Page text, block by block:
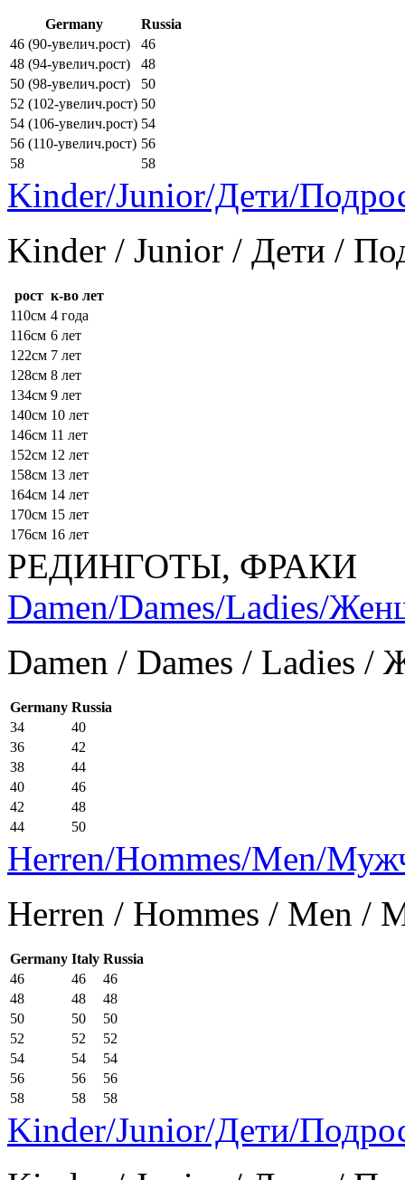
Germany
Russia
46 (90-увелич.рост)
46
48 (94-увелич.рост)
48
50 (98-увелич.рост)
50
52 (102-увелич.рост) 50
54 (106-увелич.рост) 54
56 (110-увелич.рост) 56
58
58
Kinder/Junior/Дети/
Kinder / Junior / Дети /
рост к-во лет
110см 4 года
116см 6 лет
122см 7 лет
128см 8 лет
134см 9 лет
140см 10 лет
146см 11 лет
152см 12 лет
158см 13 лет
164см 14 лет
170см 15 лет
176см 16 лет
РЕДИНГОТЫ, ФРАКИ
Damen/Dames/Ladies/
Damen / Dames / Ladies
Germany Russia
34
40
36
42
38
44
40
46
42
48
44
50
Herren/Hommes/Men/
Herren / Hommes / Men /
Germany Italy Russia
46
46
46
48
48
48
50
50
50
52
52
52
54
54
54
56
56
56
58
58 58
Kinder/Junior/Дети/